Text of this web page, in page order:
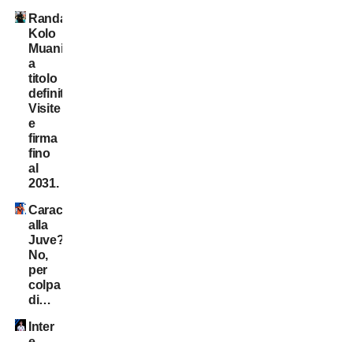
Randal
Kolo
Muani:
a
titolo
definitivo!
Visite
e
firma
fino
al
2031.
Caracciolo
alla
Juve?
No,
per
colpa
di…
Inter